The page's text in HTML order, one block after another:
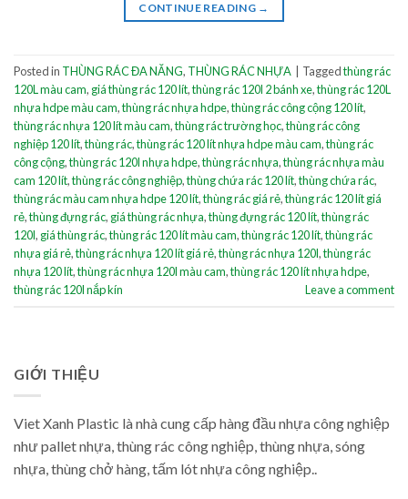
CONTINUE READING →
Posted in THÙNG RÁC ĐA NĂNG, THÙNG RÁC NHỰA Taggedthùng rác
120L màu cam, giá thùng rác 120 lít,thùng rác 120l 2 bánh xe,thùng rác 120L
nhựa hdpe màu cam,thùng rác nhựa hdpe,thùng rác công cộng 120 lít,
thùng rác nhựa 120 lít màu cam,thùng rác trường học,thùng rác công
nghiệp 120 lít,thùng rác,thùng rác 120 lít nhựa hdpe màu cam,thùng rác
công cộng,thùng rác 120l nhựa hdpe,thùng rác nhựa,thùng rác nhựa màu
cam 120 lít,thùng rác công nghiệp,thùng chứa rác 120 lít,thùng chứa rác,
thùng rác màu cam nhựa hdpe 120 lít,thùng rác giá rẻ,thùng rác 120 lít giá
rẻ,thùng đựng rác, giá thùng rác nhựa,thùng đựng rác 120 lít,thùng rác
120l, giá thùng rác,thùng rác 120 lít màu cam,thùng rác 120 lít,thùng rác
nhựa giá rẻ,thùng rác nhựa 120 lít giá rẻ,thùng rác nhựa 120l,thùng rác
nhựa 120 lít,thùng rác nhựa 120l màu cam,thùng rác 120 lít nhựa hdpe,
thùng rác 120l nắp kín
Leave a comment
GIỚI THIỆU
Viet Xanh Plastic là nhà cung cấp hàng đầu nhựa công nghiệp
như pallet nhựa, thùng rác công nghiệp, thùng nhựa, sóng
nhựa, thùng chở hàng, tấm lót nhựa công nghiệp..